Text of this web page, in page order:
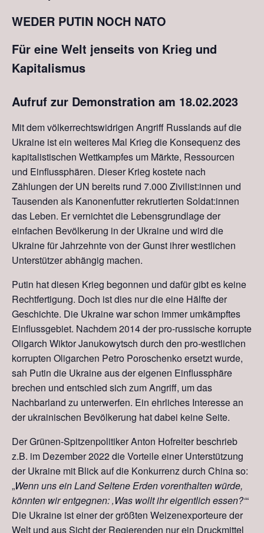
WEDER PUTIN NOCH NATO
Für eine Welt jenseits von Krieg und
Kapitalismus
Aufruf zur Demonstration am 18.02.2023
Mit dem völkerrechtswidrigen Angriff Russlands auf die
Ukraine ist ein weiteres Mal Krieg die Konsequenz des
kapitalistischen Wettkampfes um Märkte, Ressourcen
und Einflussphären. Dieser Krieg kostete nach
Zählungen der UN bereits rund 7.000 Zivilist:innen und
Tausenden als Kanonenfutter rekrutierten Soldat:innen
das Leben. Er vernichtet die Lebensgrundlage der
einfachen Bevölkerung in der Ukraine und wird die
Ukraine für Jahrzehnte von der Gunst ihrer westlichen
Unterstützer abhängig machen.
Putin hat diesen Krieg begonnen und dafür gibt es keine
Rechtfertigung. Doch ist dies nur die eine Hälfte der
Geschichte. Die Ukraine war schon immer umkämpftes
Einflussgebiet. Nachdem 2014 der pro-russische korrupte
Oligarch Wiktor Janukowytsch durch den pro-westlichen
korrupten Oligarchen Petro Poroschenko ersetzt wurde,
sah Putin die Ukraine aus der eigenen Einflussphäre
brechen und entschied sich zum Angriff, um das
Nachbarland zu unterwerfen. Ein ehrliches Interesse an
der ukrainischen Bevölkerung hat dabei keine Seite.
Der Grünen-Spitzenpolitiker Anton Hofreiter beschrieb
z.B. im Dezember 2022 die Vorteile einer Unterstützung
der Ukraine mit Blick auf die Konkurrenz durch China so:
„Wenn uns ein Land Seltene Erden vorenthalten würde,
könnten wir entgegnen: ‚Was wollt ihr eigentlich essen?‘“
Die Ukraine ist einer der größten Weizenexporteure der
Welt und aus Sicht der Regierenden nur ein Druckmittel